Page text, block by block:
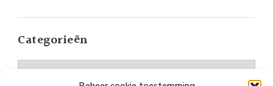
Categorieën
Categorieën